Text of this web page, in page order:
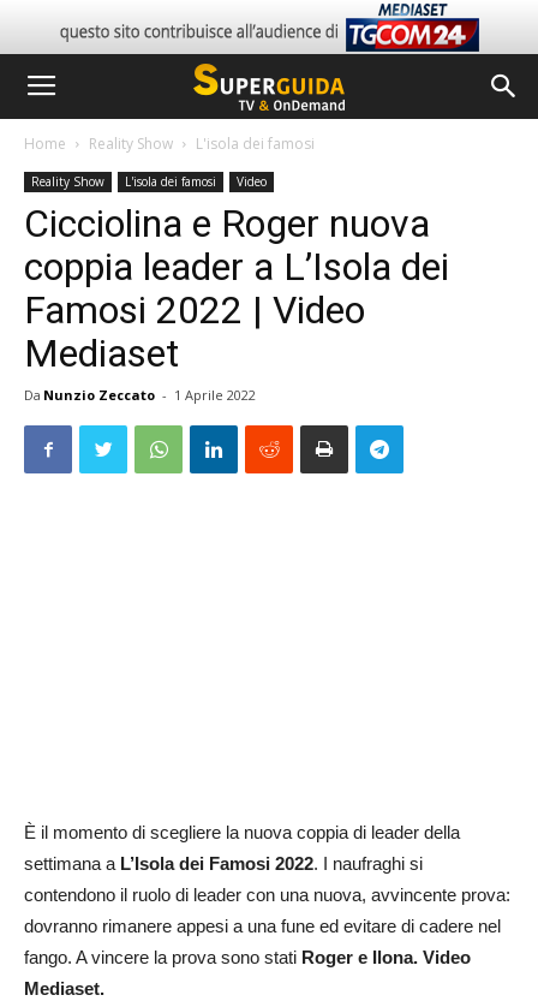
Home Reality Show L'isola dei famosi
Reality Show L'isola dei famosi Video
Cicciolina e Roger nuova
coppia leader a L’Isola dei
Famosi 2022 | Video
Mediaset
Da Nunzio Zeccato - 1 Aprile 2022
È il momento di scegliere la nuova coppia di leader della
settimana a L’Isola dei Famosi 2022. I naufraghi si
contendono il ruolo di leader con una nuova, avvincente prova:
dovranno rimanere appesi a una fune ed evitare di cadere nel
fango. A vincere la prova sono stati Roger e Ilona. Video
Mediaset.